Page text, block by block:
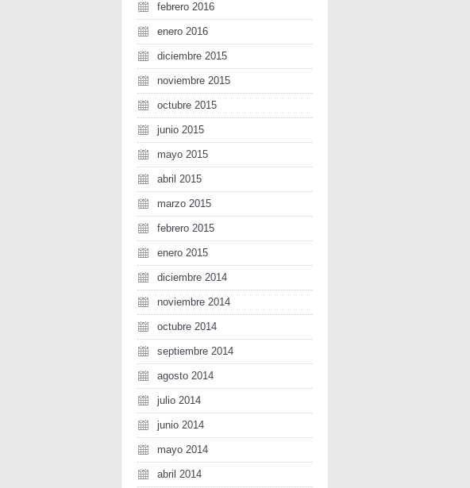
febrero 2016
enero 2016
diciembre 2015
noviembre 2015
octubre 2015
junio 2015
mayo 2015
abril 2015
marzo 2015
febrero 2015
enero 2015
diciembre 2014
noviembre 2014
octubre 2014
septiembre 2014
agosto 2014
julio 2014
junio 2014
mayo 2014
abril 2014